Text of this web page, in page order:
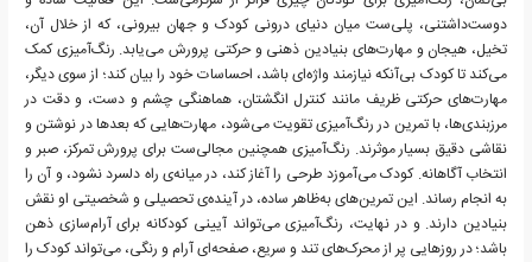
دوست‌داشتنی، پلی‌ست میان دنیای درونی کودک و جهان بیرونی، که از خلال آن،
تخیل، هیجان و مهارت‌های بنیادین ذهنی و حرکتی پرورش می‌یابد. رنگ‌آمیزی کمک
می‌کند تا کودک بی‌آنکه نیازمند واژه‌ای باشد، احساسات خود را بیان کند؛ از سوی دیگر،
مهارت‌های حرکتی ظریف مانند کنترل انگشتان، هماهنگی چشم و دست، و دقت در
مرزبندی‌ها، با تمرین در رنگ‌آمیزی تقویت می‌شود، مهارت‌هایی که بعدها در نوشتن و
نقاشی دقیق بسیار موثرند. رنگ‌آمیزی همچنین مجالی‌ست برای پرورش تمرکز، صبر و
انتخاب آگاهانه. کودک می‌آموزد طرحی را آغاز کند، در میانه‌ی راه دلسرد نشود، و آن را
به انجام رساند. این تمرین‌های به‌ظاهر ساده، در آینده‌ی تحصیلی و شخصیتی او نقش
بنیادین دارند. و در نهایت، رنگ‌آمیزی می‌تواند آیینی کودکانه برای آرام‌سازی ذهن
باشد؛ در روزهایی پر از محرک‌های تند و سریع، صفحه‌ای آرام و رنگی، می‌تواند کودک را